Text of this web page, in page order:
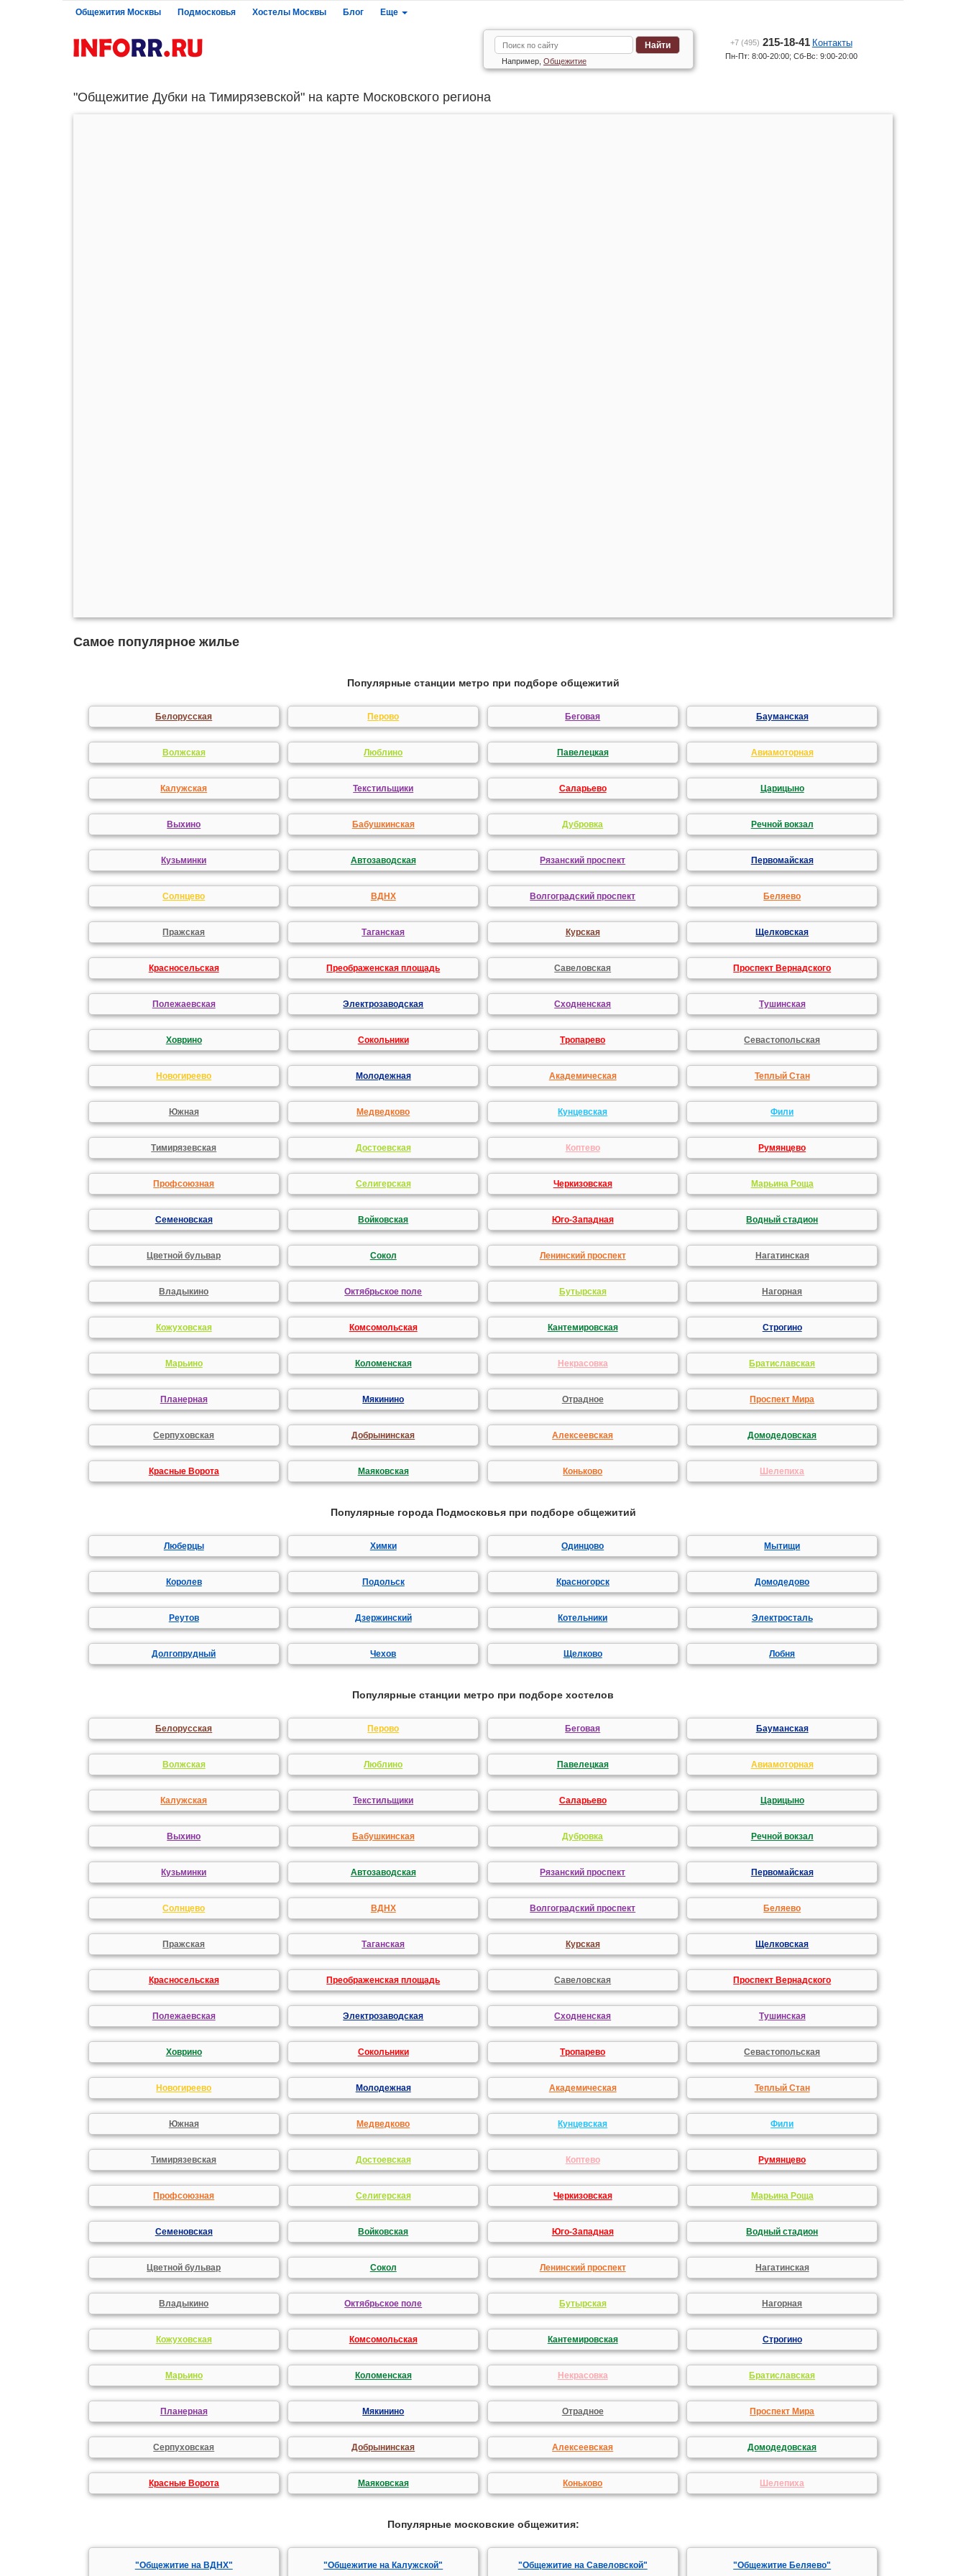
Общежития Москвы Подмосковья Хостелы Москвы Блог Еще
Найти
Например, Общежитие
+7 (495) 215-18-41 Контакты
Пн-Пт: 8:00-20:00; Сб-Вс: 9:00-20:00
"Общежитие Дубки на Тимирязевской" на карте Московского региона
Самое популярное жилье
Популярные станции метро при подборе общежитий
Белорусская Перово Беговая Бауманская
Волжская Люблино Павелецкая Авиамоторная
Калужская Текстильщики Саларьево Царицыно
Выхино Бабушкинская Дубровка Речной вокзал
Кузьминки Автозаводская Рязанский проспект Первомайская
Солнцево ВДНХ Волгоградский проспект Беляево
Пражская Таганская Курская Щелковская
Красносельская Преображенская площадь Савеловская Проспект Вернадского
Полежаевская Электрозаводская Сходненская Тушинская
Ховрино Сокольники Тропарево Севастопольская
Новогиреево Молодежная Академическая Теплый Стан
Южная Медведково Кунцевская Фили
Тимирязевская Достоевская Коптево Румянцево
Профсоюзная Селигерская Черкизовская Марьина Роща
Семеновская Войковская Юго-Западная Водный стадион
Цветной бульвар Сокол Ленинский проспект Нагатинская
Владыкино Октябрьское поле Бутырская Нагорная
Кожуховская Комсомольская Кантемировская Строгино
Марьино Коломенская Некрасовка Братиславская
Планерная Мякинино Отрадное Проспект Мира
Серпуховская Добрынинская Алексеевская Домодедовская
Красные Ворота Маяковская Коньково Шелепиха
Популярные города Подмосковья при подборе общежитий
Люберцы Химки Одинцово Мытищи
Королев Подольск Красногорск Домодедово
Реутов Дзержинский Котельники Электросталь
Долгопрудный Чехов Щелково Лобня
Популярные станции метро при подборе хостелов
Белорусская Перово Беговая Бауманская
Волжская Люблино Павелецкая Авиамоторная
Калужская Текстильщики Саларьево Царицыно
Выхино Бабушкинская Дубровка Речной вокзал
Кузьминки Автозаводская Рязанский проспект Первомайская
Солнцево ВДНХ Волгоградский проспект Беляево
Пражская Таганская Курская Щелковская
Красносельская Преображенская площадь Савеловская Проспект Вернадского
Полежаевская Электрозаводская Сходненская Тушинская
Ховрино Сокольники Тропарево Севастопольская
Новогиреево Молодежная Академическая Теплый Стан
Южная Медведково Кунцевская Фили
Тимирязевская Достоевская Коптево Румянцево
Профсоюзная Селигерская Черкизовская Марьина Роща
Семеновская Войковская Юго-Западная Водный стадион
Цветной бульвар Сокол Ленинский проспект Нагатинская
Владыкино Октябрьское поле Бутырская Нагорная
Кожуховская Комсомольская Кантемировская Строгино
Марьино Коломенская Некрасовка Братиславская
Планерная Мякинино Отрадное Проспект Мира
Серпуховская Добрынинская Алексеевская Домодедовская
Красные Ворота Маяковская Коньково Шелепиха
Популярные московские общежития:
"Общежитие на ВДНХ" "Общежитие на Калужской" "Общежитие на Савеловской" "Общежитие Беляево"